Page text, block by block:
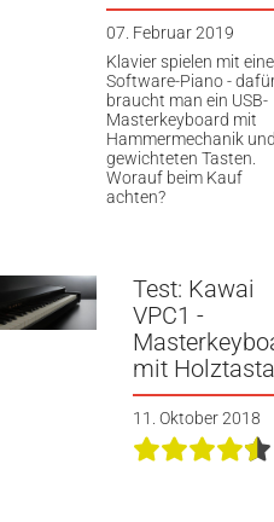
07. Februar 2019
Klavier spielen mit
Software-Piano -
braucht man ein USB-
Masterkeyboard mit
Hammermechanik
gewichteten Tasten.
Worauf beim Kauf
achten?
Test: Kawai
VPC1 -
mit
11. Oktober 2018